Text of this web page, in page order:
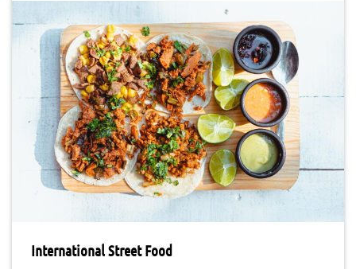
International Street Food